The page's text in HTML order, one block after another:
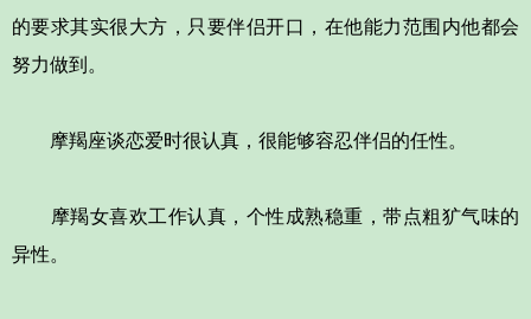
的要求其实很大方，只要伴侣开口，在他能力范围内他都会
努力做到。
摩羯座谈恋爱时很认真，很能够容忍伴侣的任性。
摩羯女喜欢工作认真，个性成熟稳重，带点粗犷气味的
异性。